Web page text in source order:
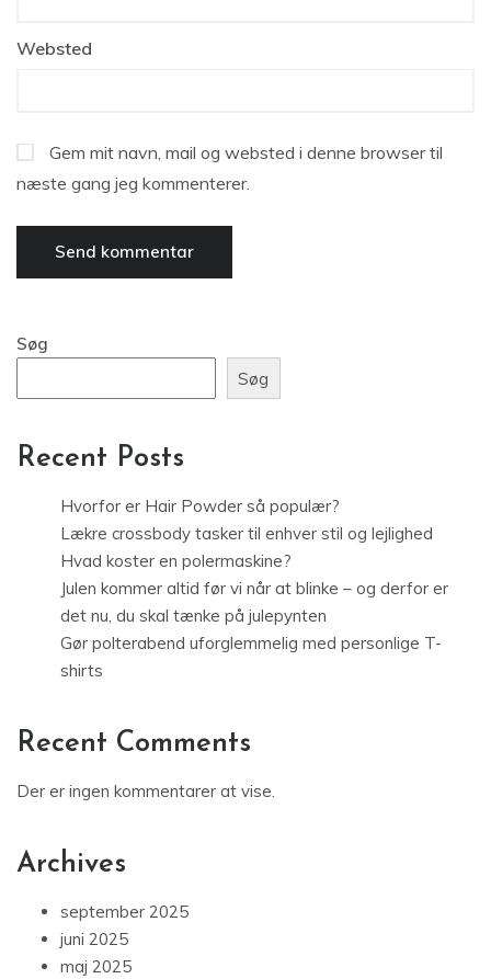
Websted
Gem mit navn, mail og websted i denne browser til
næste gang jeg kommenterer.
Søg
Søg
Recent Posts
Hvorfor er Hair Powder så populær?
Lækre crossbody tasker til enhver stil og lejlighed
Hvad koster en polermaskine?
Julen kommer altid før vi når at blinke – og derfor er
det nu, du skal tænke på julepynten
Gør polterabend uforglemmelig med personlige T-
shirts
Recent Comments
Der er ingen kommentarer at vise.
Archives
september 2025
juni 2025
maj 2025